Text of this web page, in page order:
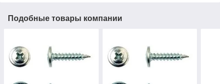
Подобные товары компании